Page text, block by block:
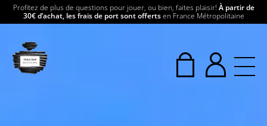
Profitez de plus de questions pour jouer, ou bien, faites plaisir! À partir de
30€ d’achat, les frais de port sont offertsen France Métropolitaine